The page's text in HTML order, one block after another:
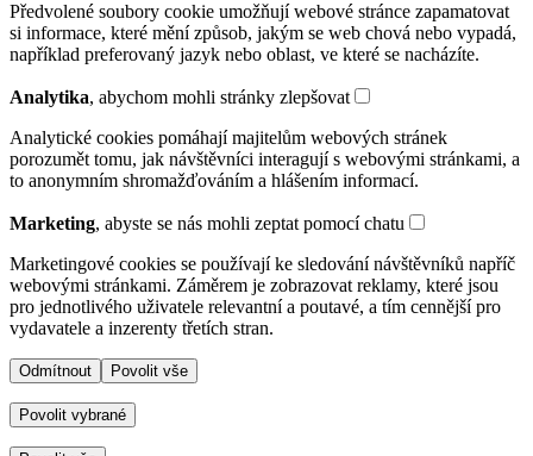
Předvolené soubory cookie umožňují webové stránce zapamatovat
si informace, které mění způsob, jakým se web chová nebo vypadá,
například preferovaný jazyk nebo oblast, ve které se nacházíte.
Analytika, abychom mohli stránky zlepšovat
Analytické cookies pomáhají majitelům webových stránek
porozumět tomu, jak návštěvníci interagují s webovými stránkami, a
to anonymním shromažďováním a hlášením informací.
Marketing, abyste se nás mohli zeptat pomocí chatu
Marketingové cookies se používají ke sledování návštěvníků napříč
webovými stránkami. Záměrem je zobrazovat reklamy, které jsou
pro jednotlivého uživatele relevantní a poutavé, a tím cennější pro
vydavatele a inzerenty třetích stran.
Odmítnout Povolit vše
Povolit vybrané